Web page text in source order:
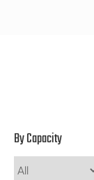
By Capacity